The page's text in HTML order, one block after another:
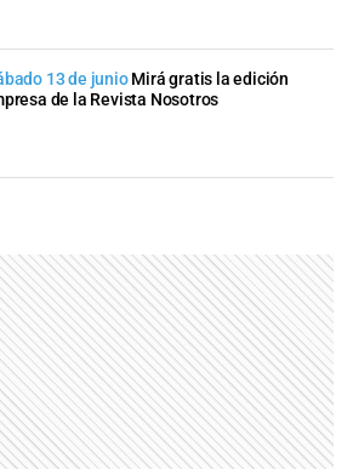
13 de junio Mirá gratis la edición
de la Revista Nosotros